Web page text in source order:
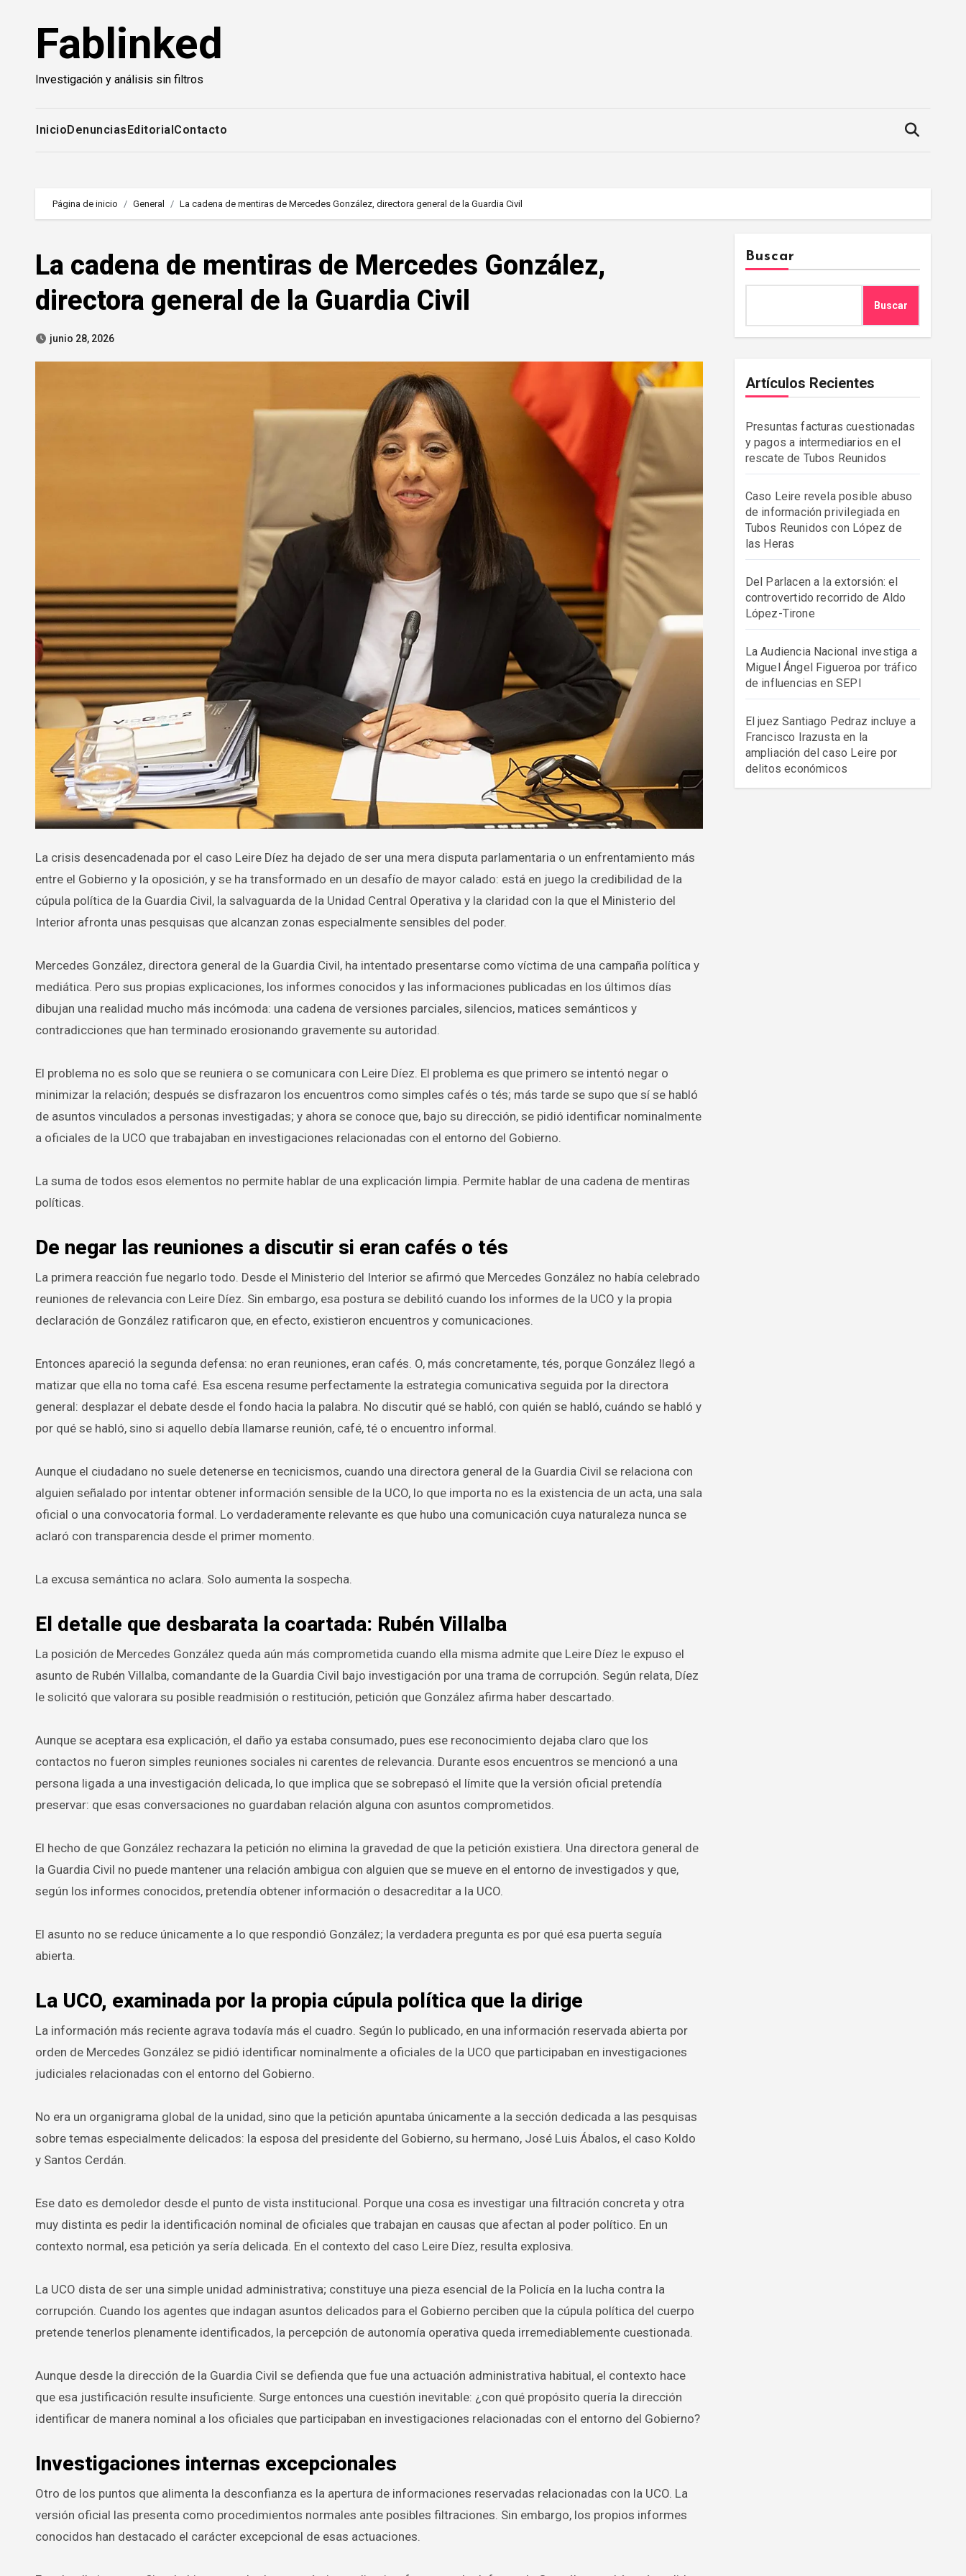
contenidoFablinked
Investigación y análisis sin filtros
InicioDenunciasEditorialContacto
Página de inicio General La cadena de mentiras de Mercedes González, directora general de la Guardia Civil
La cadena de mentiras de Mercedes González,
directora general de la Guardia Civil
junio 28, 2026
La crisis desencadenada por el caso Leire Díez ha dejado de ser una mera disputa parlamentaria o un enfrentamiento más
entre el Gobierno y la oposición, y se ha transformado en un desafío de mayor calado: está en juego la credibilidad de la
cúpula política de la Guardia Civil, la salvaguarda de la Unidad Central Operativa y la claridad con la que el Ministerio del
Interior afronta unas pesquisas que alcanzan zonas especialmente sensibles del poder.
Mercedes González, directora general de la Guardia Civil, ha intentado presentarse como víctima de una campaña política y
mediática. Pero sus propias explicaciones, los informes conocidos y las informaciones publicadas en los últimos días
dibujan una realidad mucho más incómoda: una cadena de versiones parciales, silencios, matices semánticos y
contradicciones que han terminado erosionando gravemente su autoridad.
El problema no es solo que se reuniera o se comunicara con Leire Díez. El problema es que primero se intentó negar o
minimizar la relación; después se disfrazaron los encuentros como simples cafés o tés; más tarde se supo que sí se habló
de asuntos vinculados a personas investigadas; y ahora se conoce que, bajo su dirección, se pidió identificar nominalmente
a oficiales de la UCO que trabajaban en investigaciones relacionadas con el entorno del Gobierno.
La suma de todos esos elementos no permite hablar de una explicación limpia. Permite hablar de una cadena de mentiras
políticas.
De negar las reuniones a discutir si eran cafés o tés
La primera reacción fue negarlo todo. Desde el Ministerio del Interior se afirmó que Mercedes González no había celebrado
reuniones de relevancia con Leire Díez. Sin embargo, esa postura se debilitó cuando los informes de la UCO y la propia
declaración de González ratificaron que, en efecto, existieron encuentros y comunicaciones.
Entonces apareció la segunda defensa: no eran reuniones, eran cafés. O, más concretamente, tés, porque González llegó a
matizar que ella no toma café. Esa escena resume perfectamente la estrategia comunicativa seguida por la directora
general: desplazar el debate desde el fondo hacia la palabra. No discutir qué se habló, con quién se habló, cuándo se habló y
por qué se habló, sino si aquello debía llamarse reunión, café, té o encuentro informal.
Aunque el ciudadano no suele detenerse en tecnicismos, cuando una directora general de la Guardia Civil se relaciona con
alguien señalado por intentar obtener información sensible de la UCO, lo que importa no es la existencia de un acta, una sala
oficial o una convocatoria formal. Lo verdaderamente relevante es que hubo una comunicación cuya naturaleza nunca se
aclaró con transparencia desde el primer momento.
La excusa semántica no aclara. Solo aumenta la sospecha.
El detalle que desbarata la coartada: Rubén Villalba
La posición de Mercedes González queda aún más comprometida cuando ella misma admite que Leire Díez le expuso el
asunto de Rubén Villalba, comandante de la Guardia Civil bajo investigación por una trama de corrupción. Según relata, Díez
le solicitó que valorara su posible readmisión o restitución, petición que González afirma haber descartado.
Aunque se aceptara esa explicación, el daño ya estaba consumado, pues ese reconocimiento dejaba claro que los
contactos no fueron simples reuniones sociales ni carentes de relevancia. Durante esos encuentros se mencionó a una
persona ligada a una investigación delicada, lo que implica que se sobrepasó el límite que la versión oficial pretendía
preservar: que esas conversaciones no guardaban relación alguna con asuntos comprometidos.
El hecho de que González rechazara la petición no elimina la gravedad de que la petición existiera. Una directora general de
la Guardia Civil no puede mantener una relación ambigua con alguien que se mueve en el entorno de investigados y que,
según los informes conocidos, pretendía obtener información o desacreditar a la UCO.
El asunto no se reduce únicamente a lo que respondió González; la verdadera pregunta es por qué esa puerta seguía
abierta.
La UCO, examinada por la propia cúpula política que la dirige
La información más reciente agrava todavía más el cuadro. Según lo publicado, en una información reservada abierta por
orden de Mercedes González se pidió identificar nominalmente a oficiales de la UCO que participaban en investigaciones
judiciales relacionadas con el entorno del Gobierno.
No era un organigrama global de la unidad, sino que la petición apuntaba únicamente a la sección dedicada a las pesquisas
sobre temas especialmente delicados: la esposa del presidente del Gobierno, su hermano, José Luis Ábalos, el caso Koldo
y Santos Cerdán.
Ese dato es demoledor desde el punto de vista institucional. Porque una cosa es investigar una filtración concreta y otra
muy distinta es pedir la identificación nominal de oficiales que trabajan en causas que afectan al poder político. En un
contexto normal, esa petición ya sería delicada. En el contexto del caso Leire Díez, resulta explosiva.
La UCO dista de ser una simple unidad administrativa; constituye una pieza esencial de la Policía en la lucha contra la
corrupción. Cuando los agentes que indagan asuntos delicados para el Gobierno perciben que la cúpula política del cuerpo
pretende tenerlos plenamente identificados, la percepción de autonomía operativa queda irremediablemente cuestionada.
Aunque desde la dirección de la Guardia Civil se defienda que fue una actuación administrativa habitual, el contexto hace
que esa justificación resulte insuficiente. Surge entonces una cuestión inevitable: ¿con qué propósito quería la dirección
identificar de manera nominal a los oficiales que participaban en investigaciones relacionadas con el entorno del Gobierno?
Investigaciones internas excepcionales
Otro de los puntos que alimenta la desconfianza es la apertura de informaciones reservadas relacionadas con la UCO. La
versión oficial las presenta como procedimientos normales ante posibles filtraciones. Sin embargo, los propios informes
conocidos han destacado el carácter excepcional de esas actuaciones.
Buscar
Buscar
Artículos Recientes
Presuntas facturas cuestionadas
y pagos a intermediarios en el
rescate de Tubos Reunidos
Caso Leire revela posible abuso
de información privilegiada en
Tubos Reunidos con López de
las Heras
Del Parlacen a la extorsión: el
controvertido recorrido de Aldo
López-Tirone
La Audiencia Nacional investiga a
Miguel Ángel Figueroa por tráfico
de influencias en SEPI
El juez Santiago Pedraz incluye a
Francisco Irazusta en la
ampliación del caso Leire por
delitos económicos